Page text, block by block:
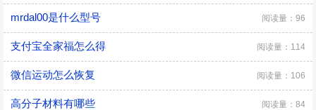
mrdal00是什么型号 阅读量：96
支付宝全家福怎么得 阅读量：114
微信运动怎么恢复 阅读量：106
高分子材料有哪些 阅读量：84